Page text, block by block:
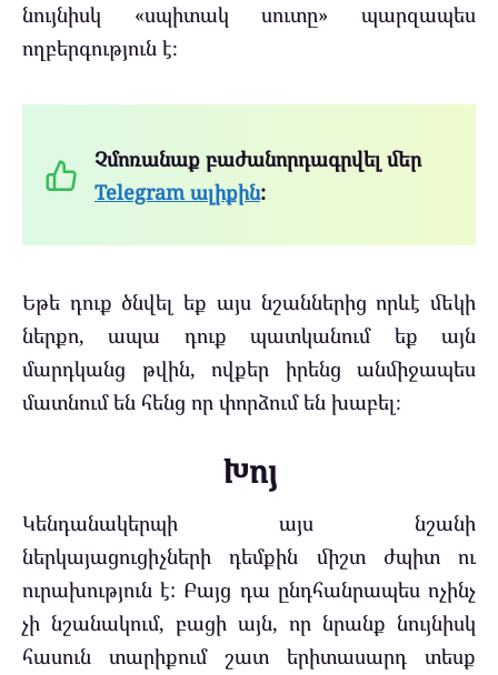
նույնիսկ «սպիտակ սուտը» պարզապես
ողբերգություն է։
Չմոռանաք բաժանորդագրվել մեր
Telegram ալիքին:
Եթե ​​դուք ծնվել եք այս նշաններից որևէ մեկի
ներքո, ապա դուք պատկանում եք այն
մարդկանց թվին, ովքեր իրենց անմիջապես
մատնում են հենց որ փորձում են խաբել։
Խոյ
Կենդանակերպի այս նշանի
ներկայացուցիչների դեմքին միշտ ժպիտ ու
ուրախություն է: Բայց դա ընդհանրապես ոչինչ
չի նշանակում, բացի այն, որ նրանք նույնիսկ
հասուն տարիքում շատ երիտասարդ տեսք